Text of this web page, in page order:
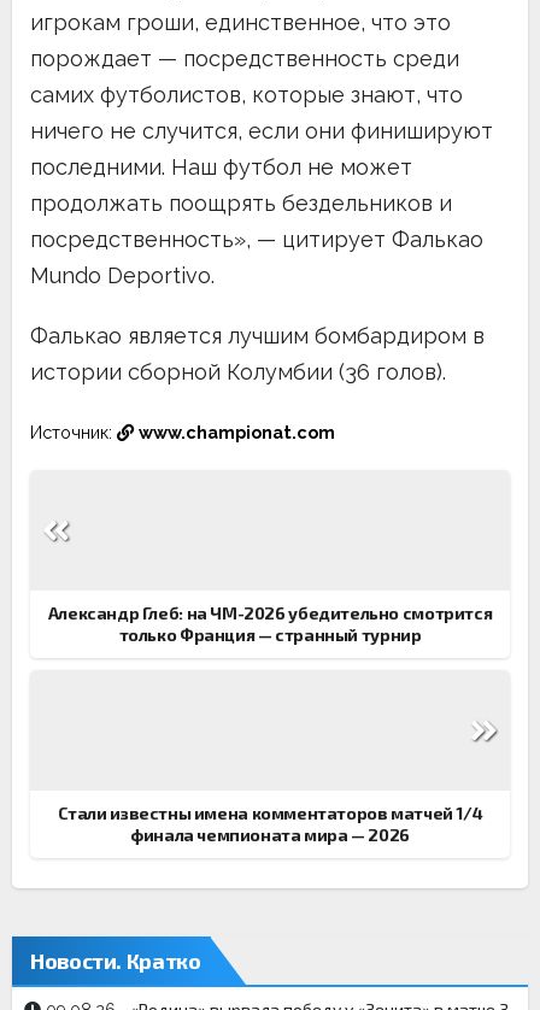
игрокам гроши, единственное, что это
порождает — посредственность среди
самих футболистов, которые знают, что
ничего не случится, если они финишируют
последними. Наш футбол не может
продолжать поощрять бездельников и
посредственность», — цитирует Фалькао
Mundo Deportivo.
Фалькао является лучшим бомбардиром в
истории сборной Колумбии (36 голов).
Источник: www.championat.com
по
Александр Глеб: на ЧМ-2026 убедительно смотрится
только Франция — странный турнир
Стали известны имена комментаторов матчей 1/4
финала чемпионата мира — 2026
Новости. Кратко